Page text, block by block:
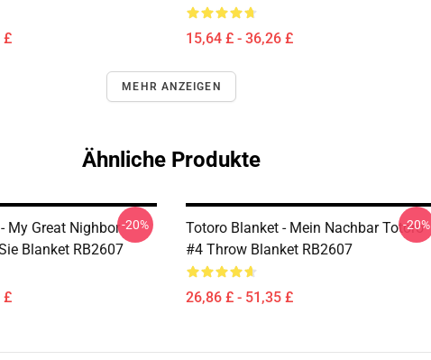
£ 15,64 £ - 36,26 £
MEHR ANZEIGEN
Ähnliche Produkte
My Great Nighbor
Blanket RB2607
£
-20%
Totoro Blanket - Mein Nachbar Totoro
#4 Throw Blanket RB2607
26,86 £ - 51,35 £
-20%